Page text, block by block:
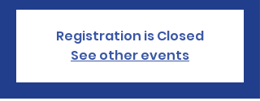
Registration is Closed
See other events